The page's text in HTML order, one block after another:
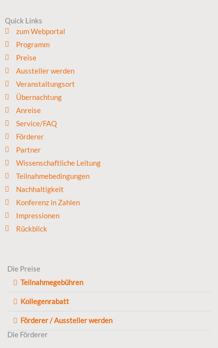
Quick Links
zum Webportal
Programm
Preise
Aussteller werden
Veranstaltungsort
Übernachtung
Anreise
Service/FAQ
Förderer
Partner
Wissenschaftliche Leitung
Teilnahmebedingungen
Nachhaltigkeit
Konferenz in Zahlen
Impressionen
Rückblick
Die Preise
Teilnahmegebühren
Kollegenrabatt
Förderer / Aussteller werden
Die Förderer